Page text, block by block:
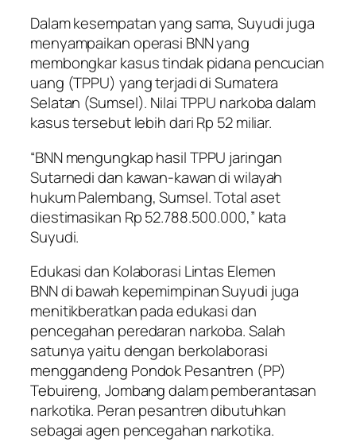
Dalam kesempatan yang sama, Suyudi juga
menyampaikan operasi BNN yang
membongkar kasus tindak pidana pencucian
uang (TPPU) yang terjadi di Sumatera
Selatan (Sumsel). Nilai TPPU narkoba dalam
kasus tersebut lebih dari Rp 52 miliar.
“BNN mengungkap hasil TPPU jaringan
Sutarnedi dan kawan-kawan di wilayah
hukum Palembang, Sumsel. Total aset
diestimasikan Rp 52.788.500.000,” kata
Suyudi.
Edukasi dan Kolaborasi Lintas Elemen
BNN di bawah kepemimpinan Suyudi juga
menitikberatkan pada edukasi dan
pencegahan peredaran narkoba. Salah
satunya yaitu dengan berkolaborasi
menggandeng Pondok Pesantren (PP)
Tebuireng, Jombang dalam pemberantasan
narkotika. Peran pesantren dibutuhkan
sebagai agen pencegahan narkotika.